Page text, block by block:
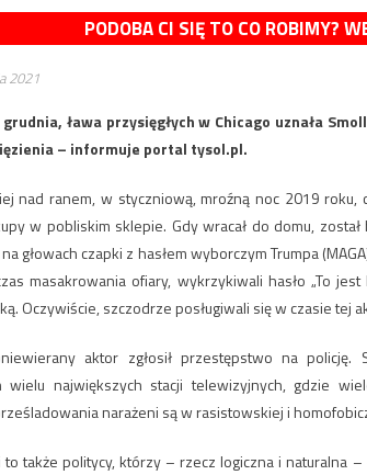
PODOBA CI SIĘ TO CO ROBIMY?
2021
ława przysięgłych w Chicago uznała
– informuje portal tysol.pl.
nad ranem, w styczniową, mroźną noc 2019
w pobliskim sklepie. Gdy wracał do domu,
głowach czapki z hasłem wyborczym Trumpa
masakrowania ofiary, wykrzykiwali hasło „To
Oczywiście, szczodrze posługiwali się w czasie tej
aktor zgłosił przestępstwo na
wielu największych stacji telewizyjnych, gdzie
narażeni są w rasistowskiej i
to także politycy, którzy – rzecz logiczna i naturalna